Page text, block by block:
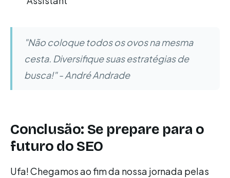
"Não coloque todos os ovos na mesma
cesta. Diversifique suas estratégias de
busca!" - André Andrade
Conclusão: Se prepare para o
futuro do SEO
Ufa! Chegamos ao fim da nossa jornada pelas